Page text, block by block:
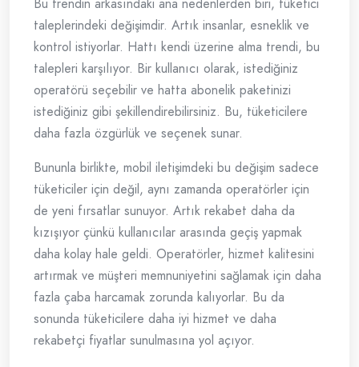
Bu trendin arkasındaki ana nedenlerden biri, tüketici
taleplerindeki değişimdir. Artık insanlar, esneklik ve
kontrol istiyorlar. Hattı kendi üzerine alma trendi, bu
talepleri karşılıyor. Bir kullanıcı olarak, istediğiniz
operatörü seçebilir ve hatta abonelik paketinizi
istediğiniz gibi şekillendirebilirsiniz. Bu, tüketicilere
daha fazla özgürlük ve seçenek sunar.
Bununla birlikte, mobil iletişimdeki bu değişim sadece
tüketiciler için değil, aynı zamanda operatörler için
de yeni fırsatlar sunuyor. Artık rekabet daha da
kızışıyor çünkü kullanıcılar arasında geçiş yapmak
daha kolay hale geldi. Operatörler, hizmet kalitesini
artırmak ve müşteri memnuniyetini sağlamak için daha
fazla çaba harcamak zorunda kalıyorlar. Bu da
sonunda tüketicilere daha iyi hizmet ve daha
rekabetçi fiyatlar sunulmasına yol açıyor.